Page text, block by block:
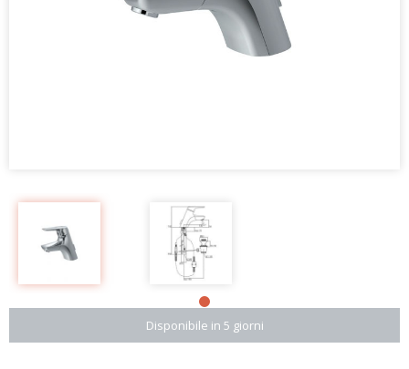
Disponibile in 5 giorni